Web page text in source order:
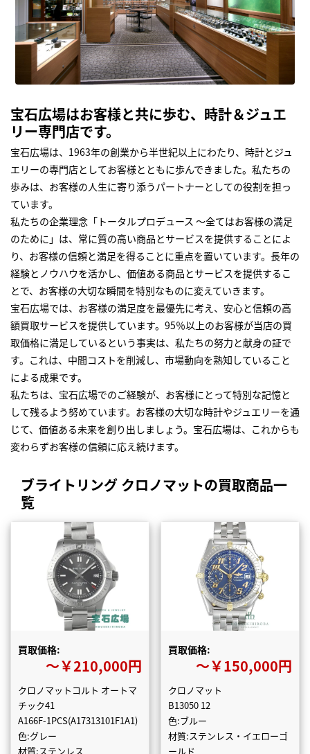
宝石広場はお客様と共に歩む、時計＆ジュエ
リー専門店です。
宝石広場は、1963年の創業から半世紀以上にわたり、時計とジュ
エリーの専門店としてお客様とともに歩んできました。私たちの
歩みは、お客様の人生に寄り添うパートナーとしての役割を担っ
ています。
私たちの企業理念「トータルプロデュース ～全てはお客様の満足
のために」は、常に質の高い商品とサービスを提供することによ
り、お客様の信頼と満足を得ることに重点を置いています。長年の
経験とノウハウを活かし、価値ある商品とサービスを提供するこ
とで、お客様の大切な瞬間を特別なものに変えていきます。
宝石広場では、お客様の満足度を最優先に考え、安心と信頼の高
額買取サービスを提供しています。95％以上のお客様が当店の買
取価格に満足しているという事実は、私たちの努力と献身の証で
す。これは、中間コストを削減し、市場動向を熟知していること
による成果です。
私たちは、宝石広場でのご経験が、お客様にとって特別な記憶と
して残るよう努めています。お客様の大切な時計やジュエリーを通
じて、価値ある未来を創り出しましょう。宝石広場は、これからも
変わらずお客様の信頼に応え続けます。
ブライトリング クロノマットの買取商品一
覧
買取価格:
〜￥210,000円
クロノマットコルト オートマ
チック41
A166F-1PCS(A17313101F1A1)
色:グレー
材質:ステンレス
買取価格:
〜￥150,000円
クロノマット
B13050 12
色:ブルー
材質:ステンレス・イエローゴ
ールド